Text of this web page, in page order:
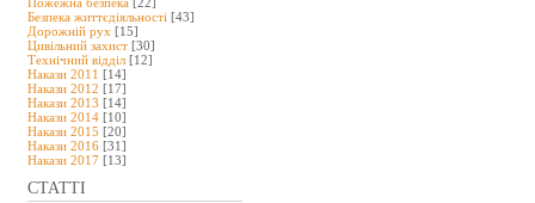
Безпека життєдіяльності [43]
Дорожній рух [15]
Цивільний захист [30]
Технічний відділ [12]
Накази 2011 [14]
Накази 2012 [17]
Накази 2013 [14]
Накази 2014 [10]
Накази 2015 [20]
Накази 2016 [31]
Накази 2017 [13]
СТАТТІ